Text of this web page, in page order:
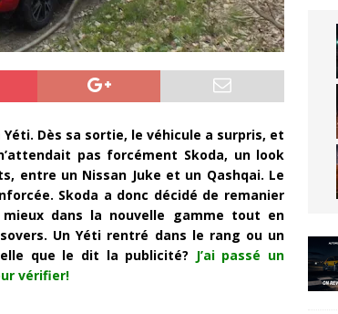
Yéti. Dès sa sortie, le véhicule a surpris, et
pas forcément Skoda, un look
entre un Nissan Juke et un Qashqai. Le
Skoda a donc décidé de remanier
dans la nouvelle gamme tout en
Un Yéti rentré dans le rang ou un
que le dit la publicité? J’ai passé un
vérifier!